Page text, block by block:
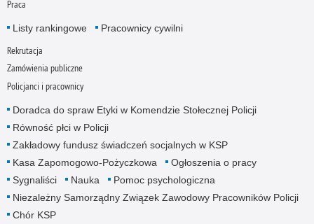
Praca
Listy rankingowe Pracownicy cywilni
Rekrutacja
Zamówienia publiczne
Policjanci i pracownicy
Doradca do spraw Etyki w Komendzie Stołecznej Policji
Równość płci w Policji
Zakładowy fundusz świadczeń socjalnych w KSP
Kasa Zapomogowo-Pożyczkowa
Ogłoszenia o pracy
Sygnaliści
Nauka
Pomoc psychologiczna
Niezależny Samorządny Związek Zawodowy Pracowników Policji
Chór KSP